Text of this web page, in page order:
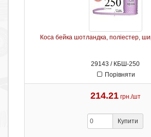
Коса бейка шотландка, поліестер,
29143 / КБШ-250
Порівняти
214.21 грн./шт
Купити